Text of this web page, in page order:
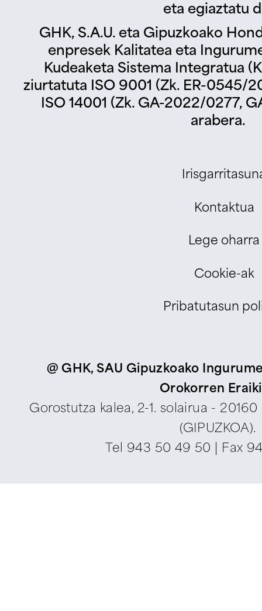
eta egiaztatu
GHK, S.A.U. eta Gipuzkoako
enpresek Kalitatea eta
Kudeaketa Sistema Integratua
ziurtatuta ISO 9001 (Zk. ER-0545/
ISO 14001 (Zk. GA-2022/0277,
arabera.
Kontaktua
Lege oharra
Cookie-ak
Pribatutasun
@ GHK, SAU Gipuzkoako
Orokorren
Gorostutza kalea, 2-1. solairua -
(GIPUZKOA).
Tel 943 50 49 50 | Fax